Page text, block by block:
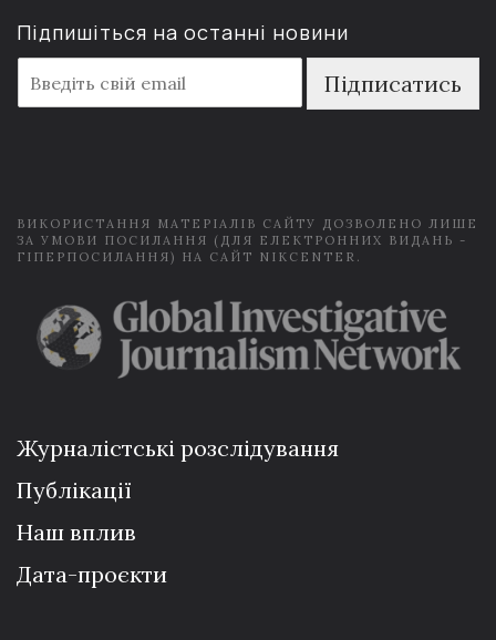
Підпишіться на останні новини
m
a
Підписатись
ВИКОРИСТАННЯ МАТЕРІАЛІВ САЙТУ ДОЗВОЛЕНО ЛИШЕ
ЗА УМОВИ ПОСИЛАННЯ (ДЛЯ ЕЛЕКТРОННИХ ВИДАНЬ -
ГІПЕРПОСИЛАННЯ) НА САЙТ NIKCENTER.
Журналістські розслідування
Публікації
Наш вплив
Дата-проєкти